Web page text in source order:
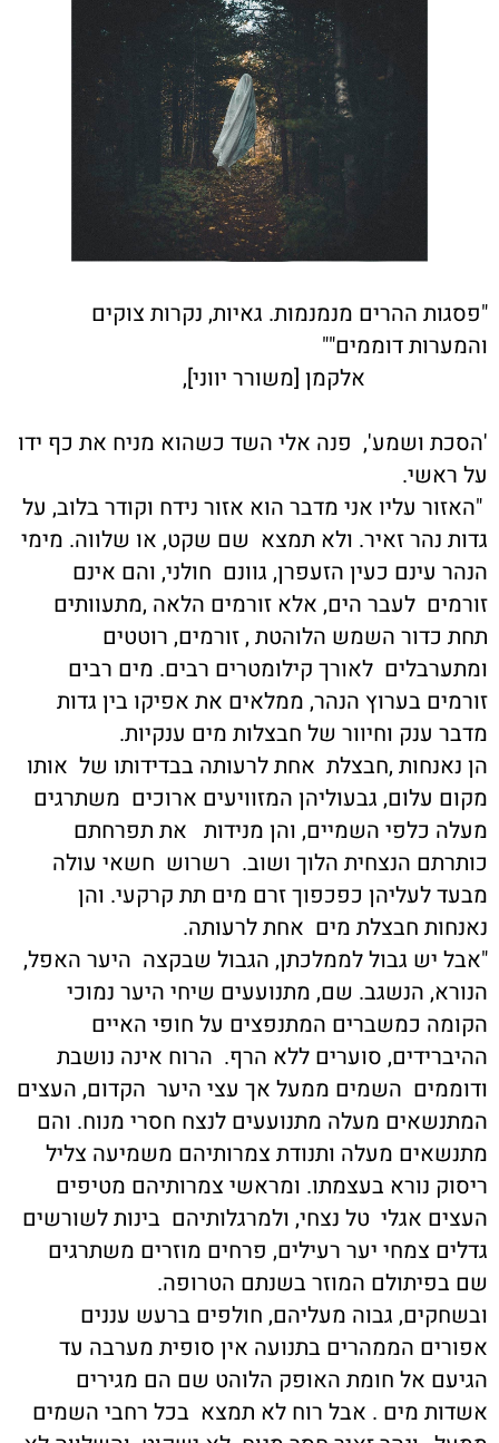
"פסגות ההרים מנמנמות. גאיות, נקרות צוקים
והמערות דוממים""
אלקמן [משורר יווני],
'הסכת ושמע', פנה אלי השד כשהוא מניח את כף ידו
על ראשי.
"האזור עליו אני מדבר הוא אזור נידח וקודר בלוב, על
גדות נהר זאיר. ולא תמצא שם שקט, או שלווה. מימי
הנהר עינם כעין הזעפרן, גוונם חולני, והם אינם
זורמים לעבר הים, אלא זורמים הלאה ,מתעוותים
תחת כדור השמש הלוהטת , זורמים, רוטטים
ומתערבלים לאורך קילומטרים רבים. מים רבים
זורמים בערוץ הנהר, ממלאים את אפיקו בין גדות
מדבר ענק וחיוור של חבצלות מים ענקיות.
הן נאנחות ,חבצלת אחת לרעותה בבדידותו של אותו
מקום עלום, גבעוליהן המזוויעים ארוכים משתרגים
מעלה כלפי השמיים, והן מנידות את תפרחתם
כותרתם הנצחית הלוך ושוב. רשרוש חשאי עולה
מבעד לעליהן כפכפוך זרם מים תת קרקעי. והן
נאנחות חבצלת מים אחת לרעותה.
"אבל יש גבול לממלכתן, הגבול שבקצה היער האפל,
הנורא, הנשגב. שם, מתנועעים שיחי היער נמוכי
הקומה כמשברים המתנפצים על חופי האיים
ההיברידים, סוערים ללא הרף. הרוח אינה נושבת
ודוממים השמים ממעל אך עצי היער הקדום, העצים
המתנשאים מעלה מתנועעים לנצח חסרי מנוח. והם
מתנשאים מעלה ותנודת צמרותיהם משמיעה צליל
ריסוק נורא בעצמתו. ומראשי צמרותיהם מטיפים
העצים אגלי טל נצחי, ולמרגלותיהם בינות לשורשים
גדלים צמחי יער רעילים, פרחים מוזרים משתרגים
שם בפיתולם המוזר בשנתם הטרופה.
ובשחקים, גבוה מעליהם, חולפים ברעש עננים
אפורים הממהרים בתנועה אין סופית מערבה עד
הגיעם אל חומת האופק הלוהט שם הם מגירים
אשדות מים . אבל רוח לא תמצא בכל רחבי השמים